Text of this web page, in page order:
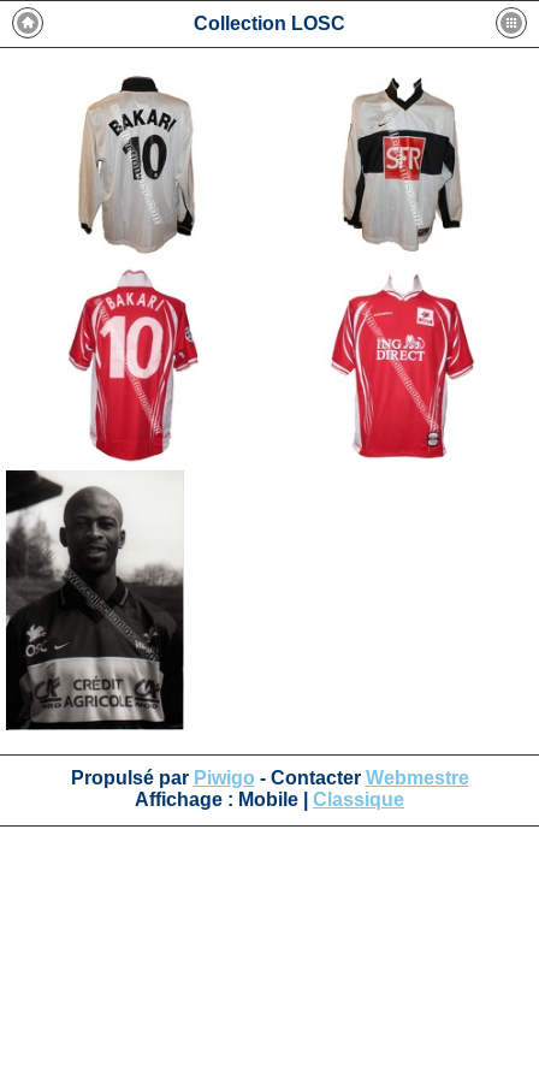
Collection LOSC
Propulsé par Piwigo - Contacter Webmestre
Affichage : Mobile Classique